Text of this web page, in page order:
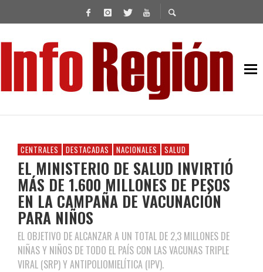
CENTRALES DESTACADAS NACIONALES SALUD
EL MINISTERIO DE SALUD INVIRTIÓ
MÁS DE 1.600 MILLONES DE PESOS
EN LA CAMPAÑA DE VACUNACIÓN
PARA NIÑOS
EL OBJETIVO DE ALCANZAR A UN TOTAL DE 2,3 MILLONES DE
NIÑAS Y NIÑOS DE TODO EL PAÍS CON LAS VACUNAS TRIPLE
VIRAL (SRP) Y ANTIPOLIOMIELÍTICA (IPV).